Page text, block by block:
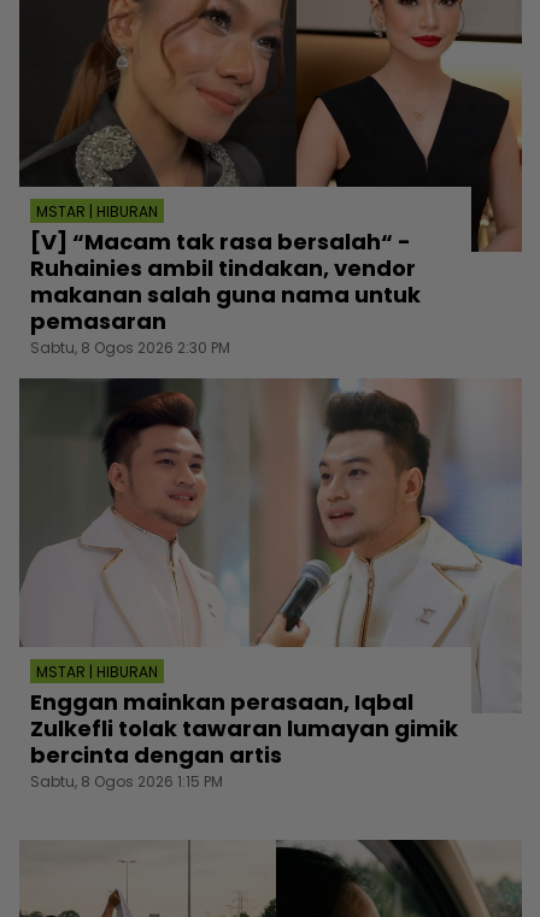
MSTAR | HIBURAN
[V] “Macam tak rasa bersalah“ -
Ruhainies ambil tindakan, vendor
makanan salah guna nama untuk
pemasaran
Sabtu, 8 Ogos 2026 2:30 PM
MSTAR | HIBURAN
Enggan mainkan perasaan, Iqbal
Zulkefli tolak tawaran lumayan gimik
bercinta dengan artis
Sabtu, 8 Ogos 2026 1:15 PM